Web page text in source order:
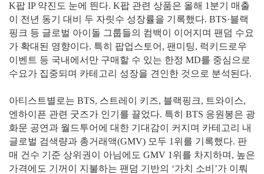
K팝 IP 약진도 눈에 띈다. K팝 관련 상품은 올해 1분기 매출
이 전년 동기 대비 두 자릿수 성장률을 기록했다. BTS·블랙
핑크 등 글로벌 아이돌 그룹들의 컴백이 이어지며 팬덤 수요
가 확대된 영향이다. 특히 팝업스토어, 팬미팅, 럭키드로우
이벤트 등 국내에서만 구매할 수 있는 한정 MD를 중심으로
수요가 집중되며 카테고리 성장을 견인한 것으로 분석된다.
아티스트별로는 BTS, 스트레이 키즈, 블랙핑크, 트와이스,
엔하이픈 관련 굿즈가 인기를 끌었다. 특히 BTS 응원봉은 광
화문 공연과 월드투어에 대한 기대감이 커지며 카테고리 내
글로벌 검색량과 총거래액(GMV) 모두 1위를 기록했다. 판
매 건수 기준 상위권이 아님에도 GMV 1위를 차지하며, 높은
가격에도 기꺼이 지불하는 팬덤 기반의 ‘가치 소비’가 이뤄